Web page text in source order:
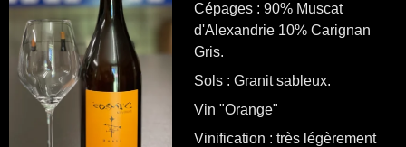
Cépages : 90% Muscat
d'Alexandrie 10% Carignan
Gris.
Sols : Granit sableux.
Vin "Orange"
Vinification : très légèrement